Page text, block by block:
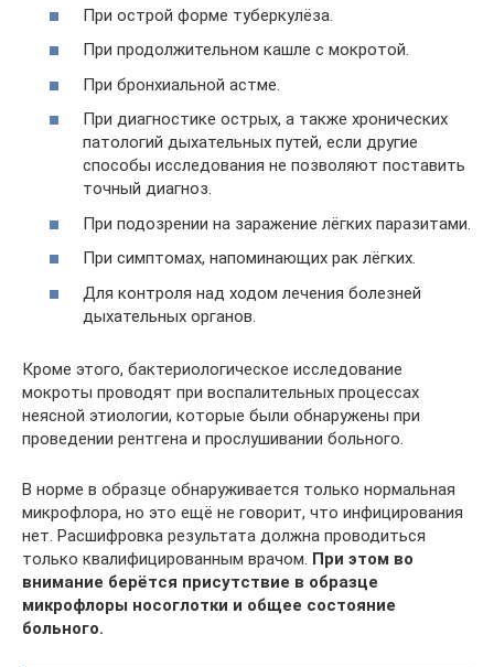
При острой форме туберкулёза.
При продолжительном кашле с мокротой.
При бронхиальной астме.
При диагностике острых, а также хронических
патологий дыхательных путей, если другие
способы исследования не позволяют поставить
точный диагноз.
При подозрении на заражение лёгких паразитами.
При симптомах, напоминающих рак лёгких.
Для контроля над ходом лечения болезней
дыхательных органов.
Кроме этого, бактериологическое исследование
мокроты проводят при воспалительных процессах
неясной этиологии, которые были обнаружены при
проведении рентгена и прослушивании больного.
В норме в образце обнаруживается только нормальная
микрофлора, но это ещё не говорит, что инфицирования
нет. Расшифровка результата должна проводиться
только квалифицированным врачом. При этом во
внимание берётся присутствие в образце
микрофлоры носоглотки и общее состояние
больного.